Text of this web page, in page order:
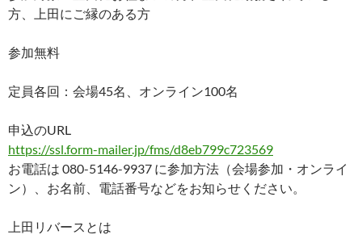
方、上田にご縁のある方
参加無料
定員各回：会場45名、オンライン100名
申込のURL
https://ssl.form-mailer.jp/fms/d8eb799c723569
お電話は 080-5146-9937 に参加方法（会場参加・オンライ
ン）、お名前、電話番号などをお知らせください。
上田リバースとは